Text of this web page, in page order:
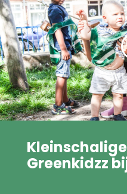
Greenkidzz